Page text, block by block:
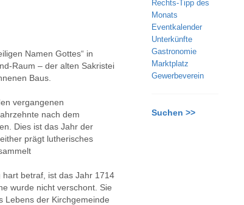
Namen Gottes“ in
Raum – der alten Sakristei
Baus.
vergangenen
nach dem
Dies ist das Jahr der
prägt lutherisches
betraf, ist das Jahr 1714
wurde nicht verschont. Sie
Lebens der Kirchgemeinde
Rechts-Tipp des
Monats
Eventkalender
Unterkünfte
Gastronomie
Marktplatz
Gewerbeverein
Suchen >>